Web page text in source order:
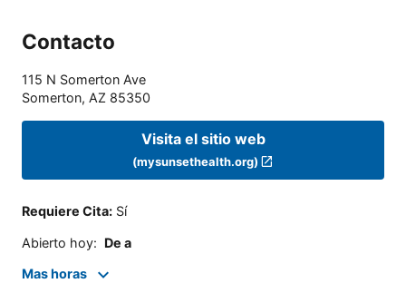
Contacto
115 N Somerton Ave
Somerton, AZ 85350
Visita el sitio web
(mysunsethealth.org)
Requiere Cita: Sí
Abierto hoy: De a
Mas horas